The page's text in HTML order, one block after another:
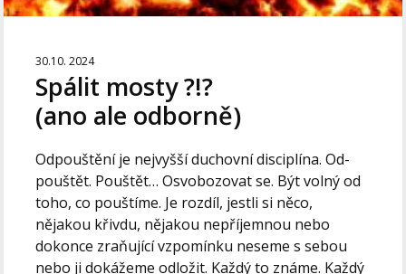
30.10. 2024
Spálit mosty ?!?
(ano ale odborně)
Odpouštění je nejvyšší duchovní disciplína. Od-
pouštět. Pouštět… Osvobozovat se. Být volný od
toho, co pouštíme. Je rozdíl, jestli si něco,
nějakou křivdu, nějakou nepříjemnou nebo
dokonce zraňující vzpomínku neseme s sebou
nebo ji dokážeme odložit. Každý to známe. Každý